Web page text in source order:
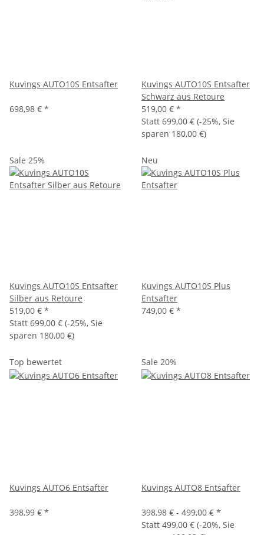
Kuvings AUTO10S Entsafter
698,98 € *
Kuvings AUTO10S Entsafter
Schwarz aus Retoure
519,00 € *
Statt 699,00 € (-25%, Sie
sparen 180,00 €)
Sale 25%
Kuvings AUTO10S Entsafter
Silber aus Retoure
519,00 € *
Statt 699,00 € (-25%, Sie
sparen 180,00 €)
Neu
Kuvings AUTO10S Plus
Entsafter
749,00 € *
Top bewertet
Kuvings AUTO6 Entsafter
398,99 € *
Sale 20%
Kuvings AUTO8 Entsafter
398,98 € - 499,00 € *
Statt 499,00 € (-20%, Sie